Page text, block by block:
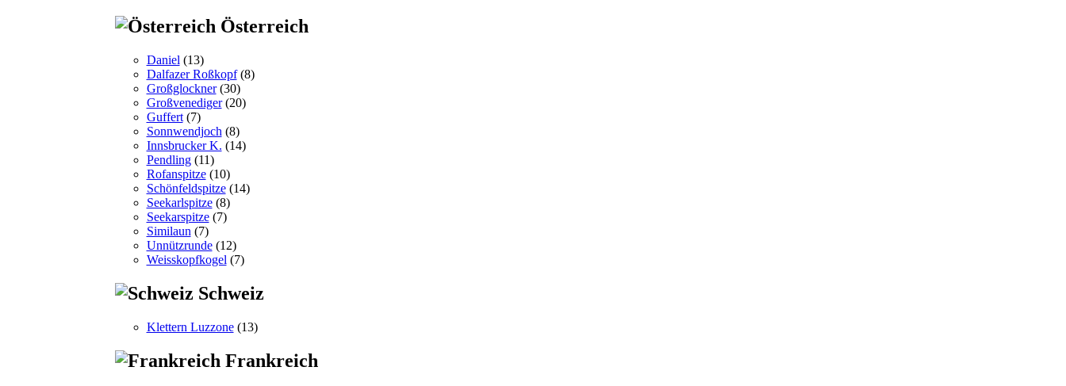
Österreich
Daniel (13)
Dalfazer Roßkopf(8)
Großglockner(30)
Großvenediger(20)
Guffert(7)
Sonnwendjoch (8)
Innsbrucker K. (14)
Pendling(11)
Rofanspitze(10)
Schönfeldspitze(14)
Seekarlspitze(8)
Seekarspitze(7)
Similaun (7)
Unnützrunde(12)
Weisskopfkogel (7)
Schweiz
Klettern Luzzone(13)
Frankreich